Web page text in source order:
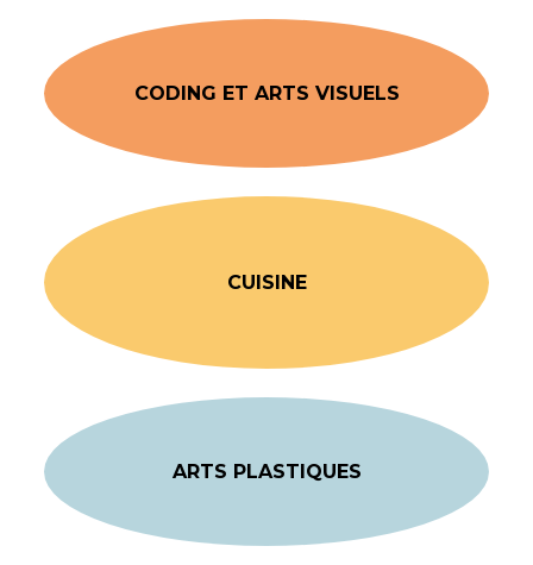
CODING ET ARTS VISUELS
CUISINE
ARTS PLASTIQUES